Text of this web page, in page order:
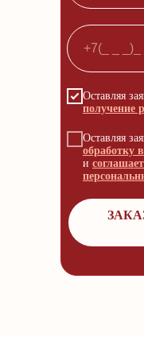
Оставляя
получение
Оставляя
обработку
и